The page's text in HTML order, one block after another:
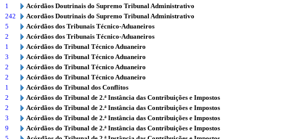
1
Acórdãos Doutrinais do Supremo Tribunal Administrativo
242
Acordãos Doutrinais do Supremo Tribunal Administrativo
5
Acórdãos dos Tribunais Técnico-Aduaneiros
2
Acórdãos dos Tribunais Técnico-Aduaneiros
1
Acórdãos do Tribunal Técnico Aduaneiro
3
Acórdãos do Tribunal Técnico Aduaneiro
2
Acórdãos do Tribunal Técnico Aduaneiro
2
Acórdãos do Tribunal Técnico Aduaneiro
1
Acórdãos do Tribunal dos Conflitos
2
Acórdãos do Tribunal de 2.ª Instância das Contribuições e Impostos
2
Acórdãos do Tribunal de 2.ª Instância das Contribuições e Impostos
3
Acórdãos do Tribunal de 2.ª Instância das Contribuições e Impostos
9
Acórdãos do Tribunal de 2.ª Instância das Contribuições e Impostos